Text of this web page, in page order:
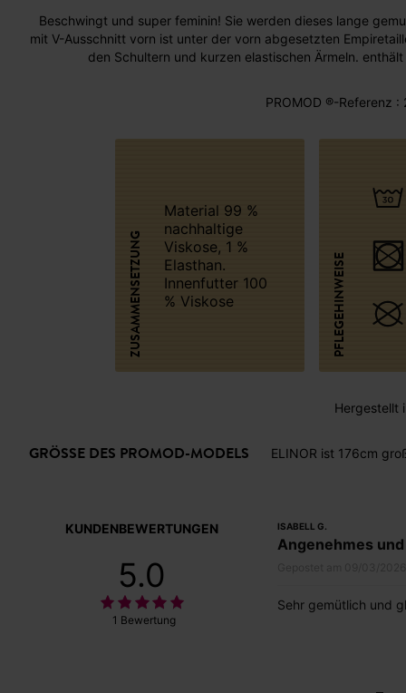
Beschwingt und super feminin! Sie werden dieses lange
mit V-Ausschnitt vorn ist unter der vorn abgesetzten
den Schultern und kurzen elastischen Ärmeln.
PROMOD ®-Referenz
ZUSAMMENSETZUNG
Material 99 %
nachhaltige
Viskose, 1 %
Elasthan.
Innenfutter 100
% Viskose
PFLEGEHINWEISE
Hergestellt
GRÖSSE DES PROMOD-MODELS ELINOR ist 176cm
KUNDENBEWERTUNGEN
5.0
1 Bewertung
ISABELL G.
Angenehmes
Sehr gemütlich und